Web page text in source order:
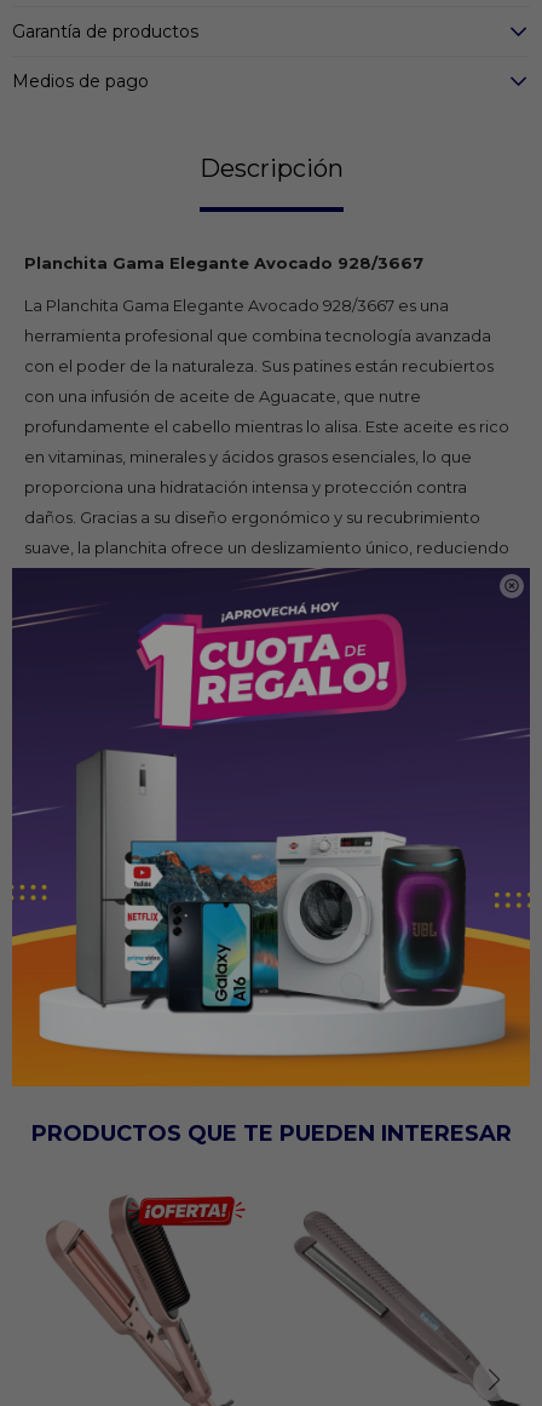

Garantía de productos
Medios de pago
Descripción
Planchita Gama Elegante Avocado 928/3667
La Planchita Gama Elegante Avocado 928/3667 es una
herramienta profesional que combina tecnología avanzada
con el poder de la naturaleza. Sus patines están recubiertos
con una infusión de aceite de Aguacate, que nutre
profundamente el cabello mientras lo alisa. Este aceite es rico
en vitaminas, minerales y ácidos grasos esenciales, lo que
proporciona una hidratación intensa y protección contra
daños. Gracias a su diseño ergonómico y su recubrimiento
suave, la planchita ofrece un deslizamiento único, reduciendo
el frizz y dejando el cabello suave, brillante y saludable. Ideal
para todo tipo de cabello, especialmente para quienes buscan
un alisado duradero y reparador.
Características .
Patín verde de 25cm long.
Plancha On/Of con cierre de seguridad,
Control: Led
Línea: Essential Oils
Tamaño: Long
Temperatura Máxima: 230°
Voltaje: Bivolt
PRODUCTOS QUE TE PUEDEN INTERESAR